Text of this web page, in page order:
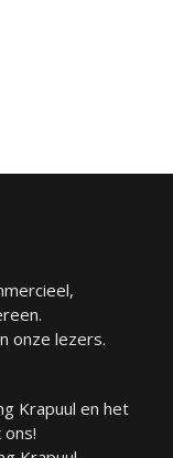
onze lezers.
Krapuul en het